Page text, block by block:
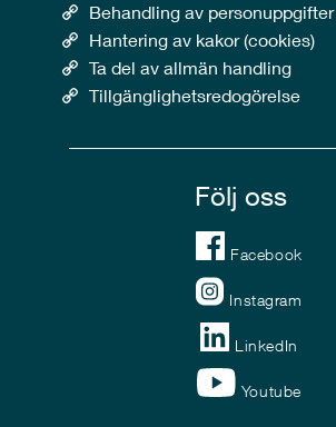
Behandling av personuppgifter
Hantering av kakor (cookies)
Ta del av allmän handling
Tillgänglighetsredogörelse
Följ oss
Facebook
Instagram
LinkedIn
Youtube